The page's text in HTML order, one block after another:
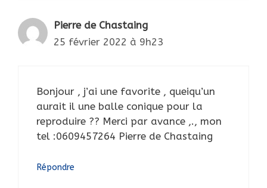
Pierre de Chastaing
25 février 2022 à 9h23
Bonjour , j’ai une favorite , queiqu’un
aurait il une balle conique pour la
reproduire ?? Merci par avance ,., mon
tel :0609457264 Pierre de Chastaing
Répondre